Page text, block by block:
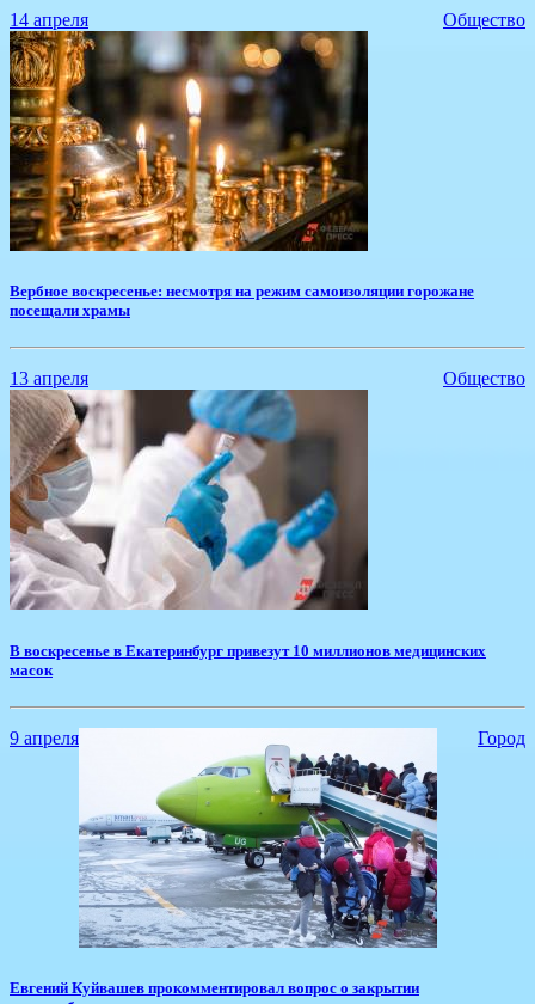
14 апреля Общество
Вербное воскресенье: несмотря на режим самоизоляции горожане
посещали храмы
13 апреля Общество
В воскресенье в Екатеринбург привезут 10 миллионов медицинских
масок
9 апреля Город
Евгений Куйвашев прокомментировал вопрос о закрытии